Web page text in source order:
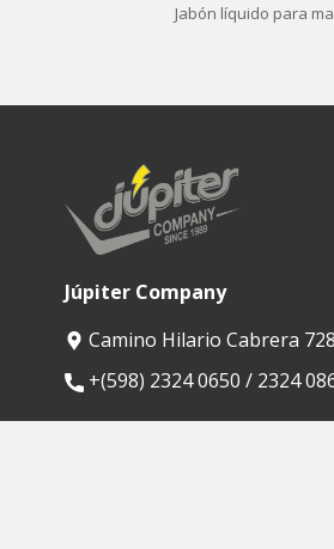
Jabón líquido para
Júpiter Company
Camino Hilario Cabrera
​+(598) 2324 0650 / 2324